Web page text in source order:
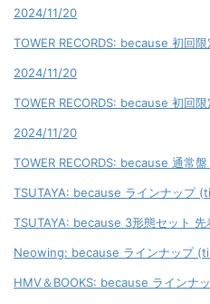
2024/11/20
TOWER RECORDS: because 初回
2024/11/20
TOWER RECORDS: because 初回
2024/11/20
TOWER RECORDS: because 通常
TSUTAYA: because ラインナップ
TSUTAYA: because 3形態セット
Neowing: because ラインナップ
HMV＆BOOKS: because ラインナ